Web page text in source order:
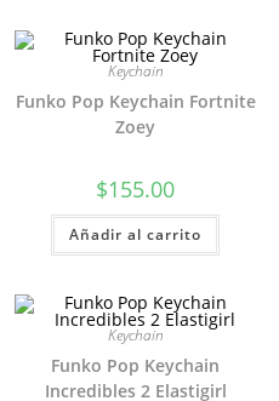
Keychain
Funko Pop Keychain Fortnite
Zoey
$155.00
Añadir al carrito
Keychain
Funko Pop Keychain
Incredibles 2 Elastigirl